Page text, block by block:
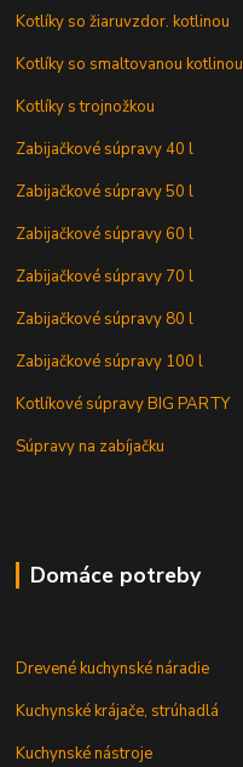
Kotlíky so žiaruvzdor. kotlinou
Kotlíky so smaltovanou kotlinou
Kotlíky s trojnožkou
Zabijačkové súpravy 40 l
Zabijačkové súpravy 50 l
Zabijačkové súpravy 60 l
Zabijačkové súpravy 70 l
Zabijačkové súpravy 80 l
Zabijačkové súpravy 100 l
Kotlíkové súpravy BIG PARTY
Súpravy na zabíjačku
Domáce potreby
Drevené kuchynské náradie
Kuchynské krájače, strúhadlá
Kuchynské nástroje